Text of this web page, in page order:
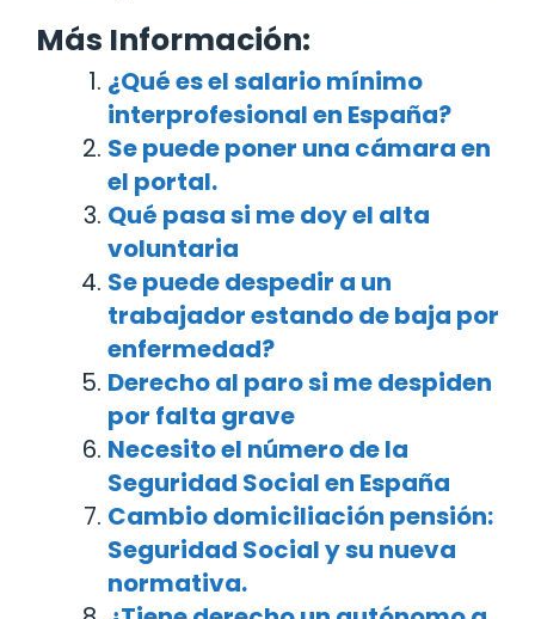
Más Información:
¿Qué es el salario mínimo
interprofesional en España?
Se puede poner una cámara en
el portal.
Qué pasa si me doy el alta
voluntaria
Se puede despedir a un
trabajador estando de baja por
enfermedad?
Derecho al paro si me despiden
por falta grave
Necesito el número de la
Seguridad Social en España
Cambio domiciliación pensión:
Seguridad Social y su nueva
normativa.